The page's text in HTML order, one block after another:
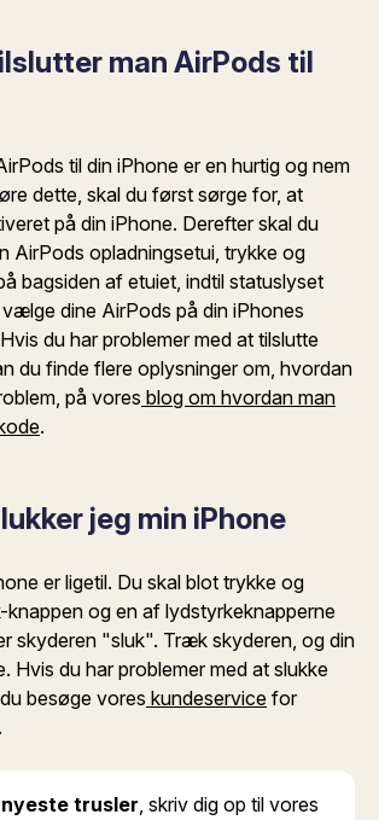
man AirPods til
til din iPhone er en hurtig og nem
dette, skal du først sørge for, at
på din iPhone. Derefter skal du
AirPods opladningsetui, trykke og
bagsiden af etuiet, indtil statuslyset
dine AirPods på din iPhones
du har problemer med at tilslutte
du finde flere oplysninger om, hvordan
på vores blog om hvordan man
.
jeg min iPhone
er ligetil. Du skal blot trykke og
og en af lydstyrkeknapperne
skyderen "sluk". Træk skyderen, og din
Hvis du har problemer med at slukke
besøge vores kundeservice for
nyeste trusler, skriv dig op til vores